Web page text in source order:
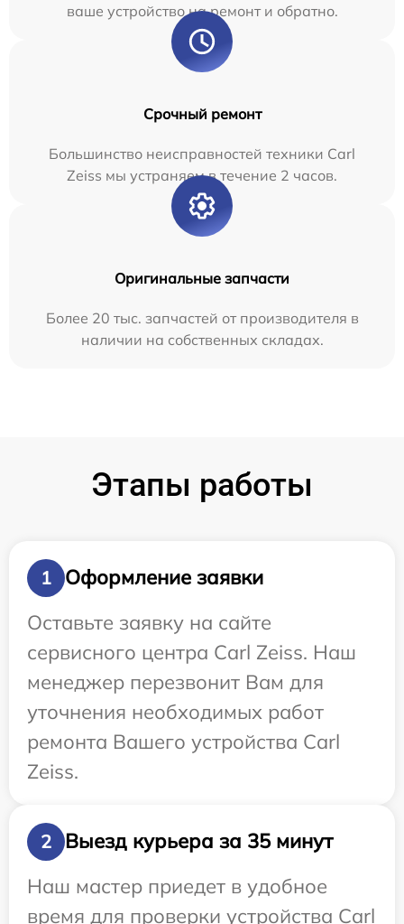
ваше устройство на ремонт и обратно.
Срочный ремонт
Большинство неисправностей техники Carl
Zeiss мы устраняем в течение 2 часов.
Оригинальные запчасти
Более 20 тыс. запчастей от производителя в
наличии на собственных складах.
Этапы работы
1
Оформление заявки
Оставьте заявку на сайте
сервисного центра Carl Zeiss. Наш
менеджер перезвонит Вам для
уточнения необходимых работ
ремонта Вашего устройства Carl
Zeiss.
2
Выезд курьера за 35 минут
Наш мастер приедет в удобное
время для проверки устройства Carl